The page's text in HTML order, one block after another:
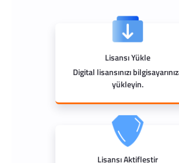
Lisansı Yükle
Digital lisansınızı
yükleyin.
Lisansı Aktifleştir